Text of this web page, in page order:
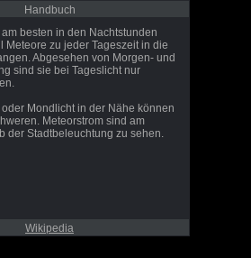
Handbuch
besten in den Nachtstunden
Meteore zu jeder Tageszeit in die
Abgesehen von Morgen- und
sind sie bei Tageslicht nur
Mondlicht in der Nähe können
Meteorstrom sind am
der Stadtbeleuchtung zu sehen.
Wikipedia